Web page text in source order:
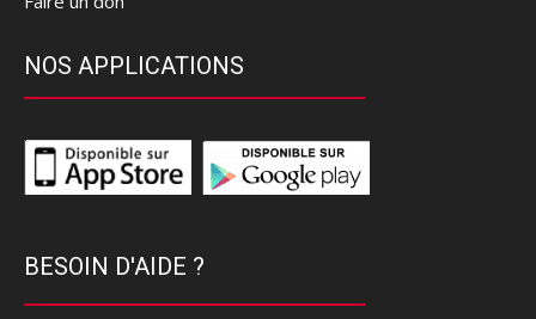
NOS APPLICATIONS
BESOIN D'AIDE ?